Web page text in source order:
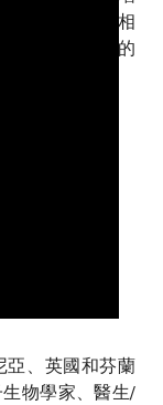
美的關聯性。相
需要保持嚴格的
失。
亞、英國和芬蘭
物學家、醫生/